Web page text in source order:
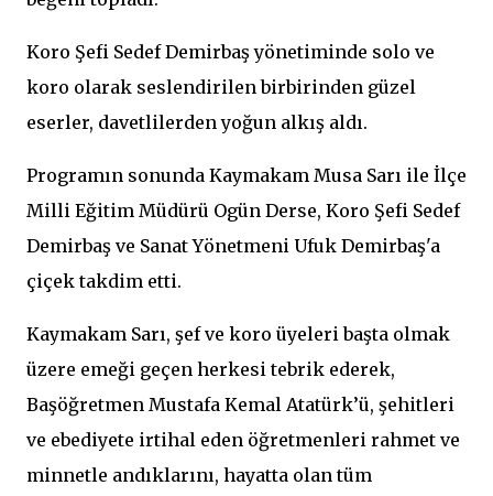
Koro Şefi Sedef Demirbaş yönetiminde solo ve
koro olarak seslendirilen birbirinden güzel
eserler, davetlilerden yoğun alkış aldı.
Programın sonunda Kaymakam Musa Sarı ile İlçe
Milli Eğitim Müdürü Ogün Derse, Koro Şefi Sedef
Demirbaş ve Sanat Yönetmeni Ufuk Demirbaş'a
çiçek takdim etti.
Kaymakam Sarı, şef ve koro üyeleri başta olmak
üzere emeği geçen herkesi tebrik ederek,
Başöğretmen Mustafa Kemal Atatürk’ü, şehitleri
ve ebediyete irtihal eden öğretmenleri rahmet ve
minnetle andıklarını, hayatta olan tüm